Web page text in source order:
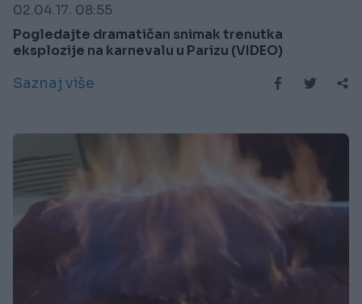
02.04.17. 08:55
Pogledajte dramatičan snimak trenutka
eksplozije na karnevalu u Parizu (VIDEO)
Saznaj više